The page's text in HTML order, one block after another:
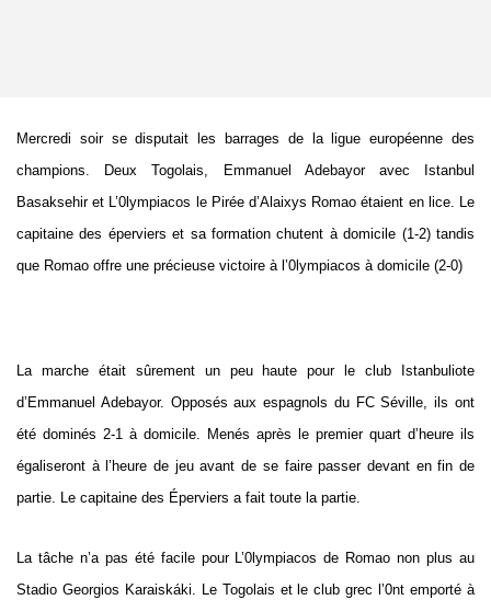
Mercredi soir se disputait les barrages de la ligue européenne des
champions. Deux Togolais, Emmanuel Adebayor avec Istanbul
Basaksehir et L’0lympiacos le Pirée d’Alaixys Romao étaient en lice. Le
capitaine des éperviers et sa formation chutent à domicile (1-2) tandis
que Romao offre une précieuse victoire à l’0lympiacos à domicile (2-0)
La marche était sûrement un peu haute pour le club Istanbuliote
d’Emmanuel Adebayor. Opposés aux espagnols du FC Séville, ils ont
été dominés 2-1 à domicile. Menés après le premier quart d’heure ils
égaliseront à l’heure de jeu avant de se faire passer devant en fin de
partie. Le capitaine des Éperviers a fait toute la partie.
La tâche n’a pas été facile pour L’0lympiacos de Romao non plus au
Stadio Georgios Karaiskáki. Le Togolais et le club grec l’0nt emporté à